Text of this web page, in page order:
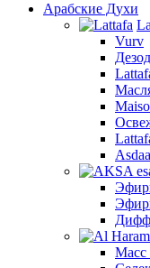
Арабские Духи
Vurv
Масс